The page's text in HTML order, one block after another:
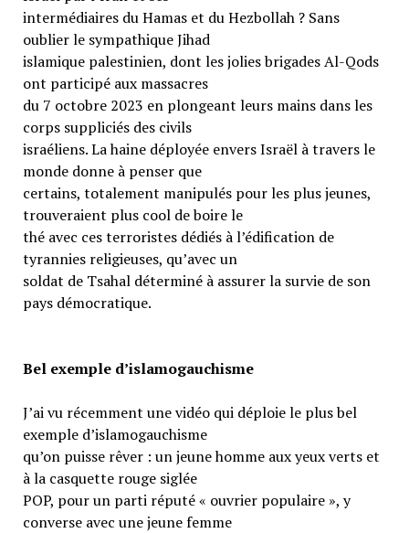
intermédiaires du Hamas et du Hezbollah ? Sans
oublier le sympathique Jihad
islamique palestinien, dont les jolies brigades Al-Qods
ont participé aux massacres
du 7 octobre 2023 en plongeant leurs mains dans les
corps suppliciés des civils
israéliens. La haine déployée envers Israël à travers le
monde donne à penser que
certains, totalement manipulés pour les plus jeunes,
trouveraient plus cool de boire le
thé avec ces terroristes dédiés à l’édification de
tyrannies religieuses, qu’avec un
soldat de Tsahal déterminé à assurer la survie de son
pays démocratique.
Bel exemple d’islamogauchisme
J’ai vu récemment une vidéo qui déploie le plus bel
exemple d’islamogauchisme
qu’on puisse rêver : un jeune homme aux yeux verts et
à la casquette rouge siglée
POP, pour un parti réputé « ouvrier populaire », y
converse avec une jeune femme